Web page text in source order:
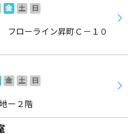
金 土
日
ローライン昇町Ｃ－１０
金 土
日
ー２階